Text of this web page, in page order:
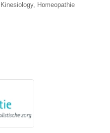
Homeopathie